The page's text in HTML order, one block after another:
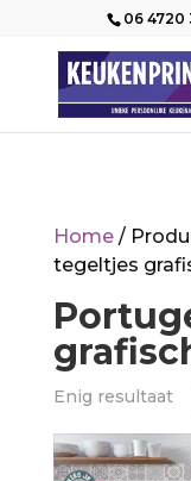
06 4720
Home/
tegeltjes
Enig resultaat